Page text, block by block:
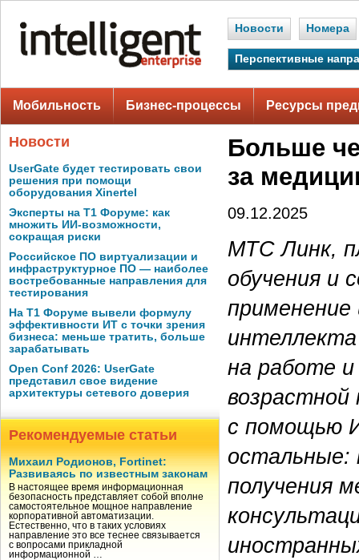
Новости Номера
Перспективные
Мобильность Бизнес-процессы Ресурсы
Новости
UserGate будет тестировать свои
решения при помощи
оборудования Xinertel
Эксперты на Т1 Форуме: как
множить ИИ-возможности,
сокращая риски
Российское ПО виртуализации и
инфраструктурное ПО — наиболее
востребованные направления для
тестирования
На Т1 Форуме вывели формулу
эффективности ИТ с точки зрения
бизнеса: меньше тратить, больше
зарабатывать
Open Conf 2026: UserGate
представил свое видение
архитектуры сетевого доверия
Рекомендуемые статьи
Михаил Родионов, Fortinet:
Развиваясь по известным законам
В настоящее время информационная
безопасность представляет собой вполне
самостоятельное мощное направление
корпоративной автоматизации.
Естественно, что в таких условиях
направление это все теснее связывается
с вопросами прикладной
информационной …
Больше
за
09.12.2025
МТС Линк,
обучения и
применение
на работе
с помощью
остальные:
получения